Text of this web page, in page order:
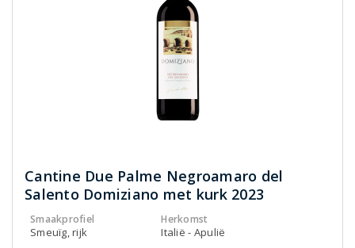
Cantine Due Palme Negroamaro del
Salento Domiziano met kurk 2023
Smaakprofiel
Smeuïg, rijk
Herkomst
Italië - Apulië